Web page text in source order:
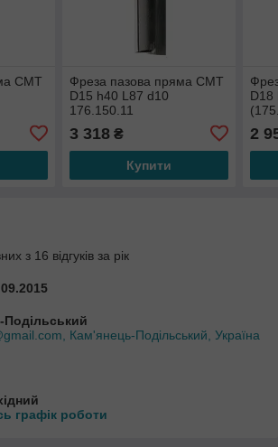
CMT
Фреза пазова пряма CMT
D15 h40 L87 d10
176.150.11
3 318₴
Купити
D18
2
з 16 відгуків за рік
Кам'янець-Подільський, Україна
графік роботи